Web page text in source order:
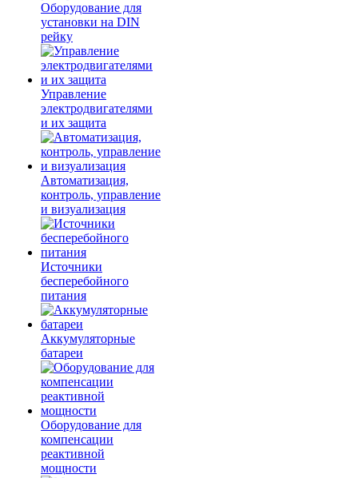
Оборудование для
установки на DIN
рейку
Управление
электродвигателями
и их защита
Автоматизация,
контроль, управление
и визуализация
Источники
бесперебойного
питания
Аккумуляторные
батареи
Оборудование для
компенсации
реактивной
мощности